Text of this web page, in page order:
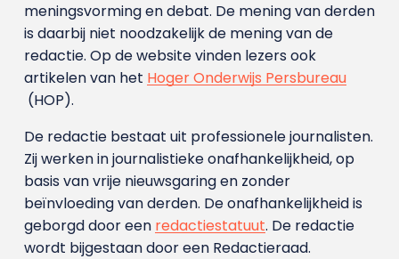
meningsvorming en debat. De mening van derden
is daarbij niet noodzakelijk de mening van de
redactie. Op de website vinden lezers ook
artikelen van het Hoger Onderwijs Persbureau
(HOP).
De redactie bestaat uit professionele journalisten.
Zij werken in journalistieke onafhankelijkheid, op
basis van vrije nieuwsgaring en zonder
beïnvloeding van derden. De onafhankelijkheid is
geborgd door een redactiestatuut. De redactie
wordt bijgestaan door een Redactieraad.